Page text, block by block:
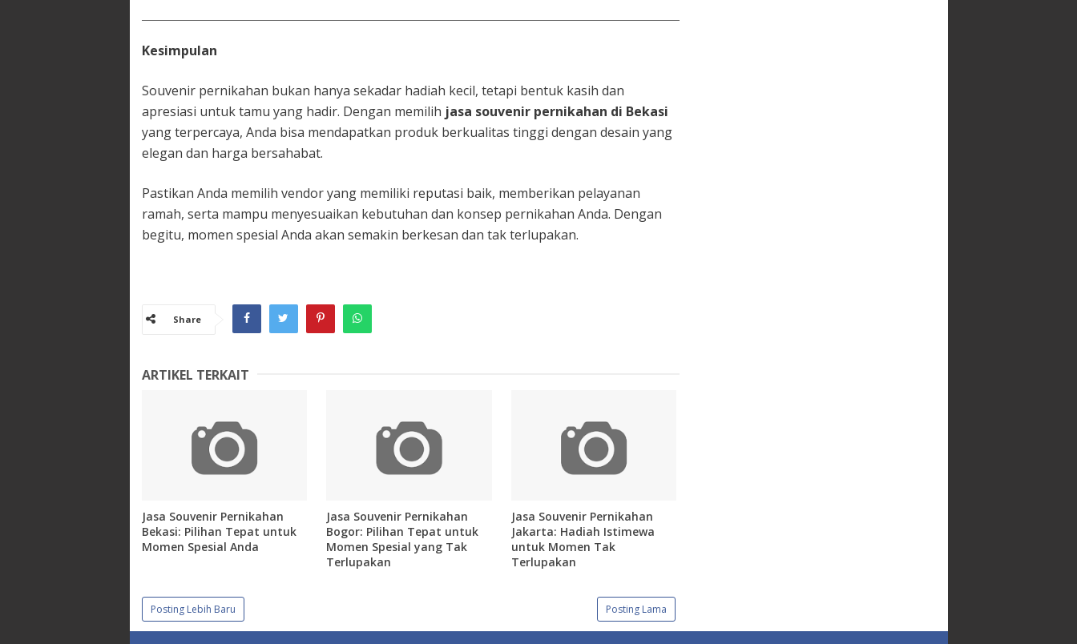
Kesimpulan
Souvenir pernikahan bukan hanya sekadar hadiah kecil, tetapi bentuk kasih dan
apresiasi untuk tamu yang hadir. Dengan memilih jasa souvenir pernikahan di Bekasi
yang terpercaya, Anda bisa mendapatkan produk berkualitas tinggi dengan desain yang
elegan dan harga bersahabat.
Pastikan Anda memilih vendor yang memiliki reputasi baik, memberikan pelayanan
ramah, serta mampu menyesuaikan kebutuhan dan konsep pernikahan Anda. Dengan
begitu, momen spesial Anda akan semakin berkesan dan tak terlupakan.
Share
ARTIKEL TERKAIT
Jasa Souvenir Pernikahan
Bekasi: Pilihan Tepat untuk
Momen Spesial Anda
Jasa Souvenir Pernikahan
Bogor: Pilihan Tepat untuk
Momen Spesial yang Tak
Terlupakan
Jasa Souvenir Pernikahan
Jakarta: Hadiah Istimewa
untuk Momen Tak
Terlupakan
Posting Lebih Baru Posting Lama